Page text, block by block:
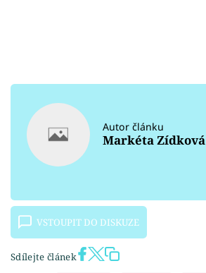
Autor článku
Markéta Zídková
VSTOUPIT DO DISKUZE
Sdílejte článek